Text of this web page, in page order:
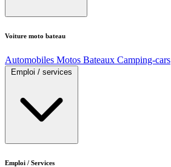
Voiture moto bateau
Automobiles Motos Bateaux Camping-cars
Emploi / services
Emploi / Services